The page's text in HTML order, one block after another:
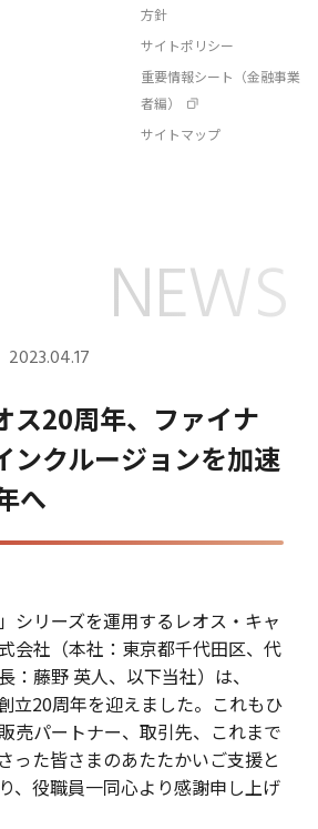
方針
サイトポリシー
重要情報シート（金融事業
者編）
サイトマップ
2023.04.17
ス20周年、ファイナ
ンクルージョンを加速
へ
シリーズを運用するレオス・キャ
会社（本社：東京都千代田区、代
：藤野 英人、以下当社）は、
立20周年を迎えました。これもひ
売パートナー、取引先、これまで
った皆さまのあたたかいご支援と
、役職員一同心より感謝申し上げ